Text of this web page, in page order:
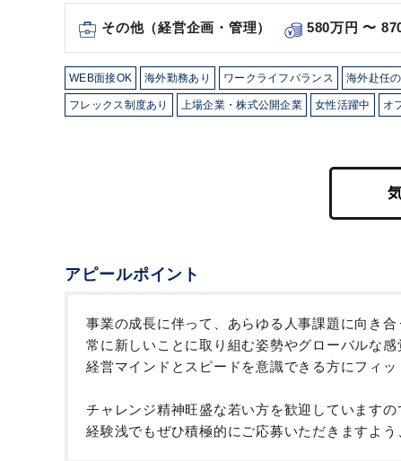
その他（経営企画・管理） 580万円 〜
WEB面接OK 海外勤務あり ワークライフバランス 海外赴任
フレックス制度あり 上場企業・株式公開企業 女性活躍中 オ
アピールポイント
事業の成長に伴って、あらゆる人事課題に向き合
常に新しいことに取り組む姿勢やグローバルな感
経営マインドとスピードを意識できる方にフィッ
チャレンジ精神旺盛な若い方を歓迎していますの
経験浅でもぜひ積極的にご応募いただきますよう